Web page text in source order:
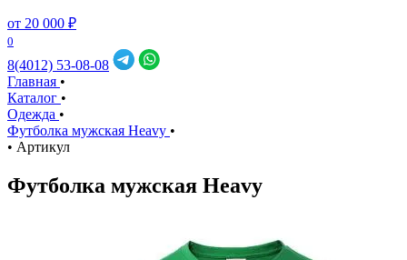
от 20 000 ₽
0
8(4012) 53-08-08
Главная •
Каталог •
Одежда •
Футболка мужская Heavy •
• Артикул
Футболка мужская Heavy